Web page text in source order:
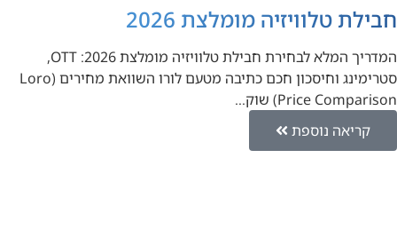
חבילת טלוויזיה מומלצת 2026
המדריך המלא לבחירת חבילת טלוויזיה מומלצת 2026: OTT,
סטרימינג וחיסכון חכם כתיבה מטעם לורו השוואת מחירים (Loro
Price Comparison) שוק…
קריאה נוספת